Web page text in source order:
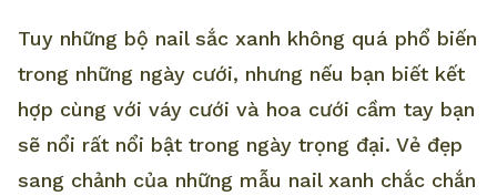
Tuy những bộ nail sắc xanh không quá phổ biến
trong những ngày cưới, nhưng nếu bạn biết kết
hợp cùng với váy cưới và hoa cưới cầm tay bạn
sẽ nổi rất nổi bật trong ngày trọng đại. Vẻ đẹp
sang chảnh của những mẫu nail xanh chắc chắn